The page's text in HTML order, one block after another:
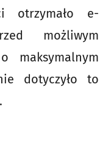
otrzymało e-
możliwym
maksymalnym
dotyczyło to